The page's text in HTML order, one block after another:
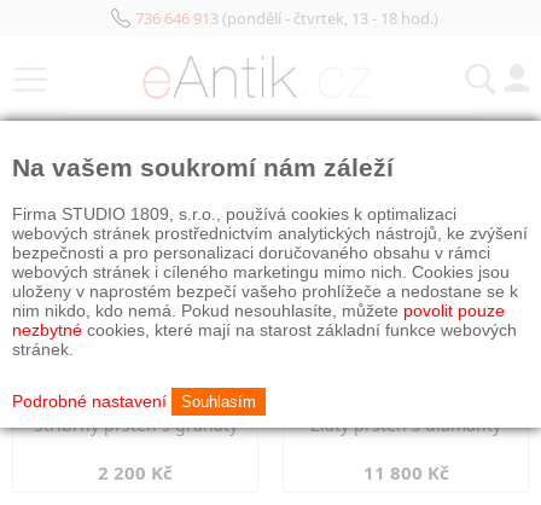
736 646 913(pondělí - čtvrtek, 13 - 18 hod.)
Stříbrný prsten s granáty
2 200 Kč
Zlatý prsten s diamanty
11 800 Kč
Na vašem soukromí nám záleží
Firma STUDIO 1809, s.r.o., používá cookies k optimalizaci
webových stránek prostřednictvím analytických nástrojů, ke zvýšení
bezpečnosti a pro personalizaci doručovaného obsahu v rámci
webových stránek i cíleného marketingu mimo nich. Cookies jsou
uloženy v naprostém bezpečí vašeho prohlížeče a nedostane se k
nim nikdo, kdo nemá. Pokud nesouhlasíte, můžete povolit pouze
nezbytné cookies, které mají na starost základní funkce webových
stránek.
Podrobné nastavení Souhlasím